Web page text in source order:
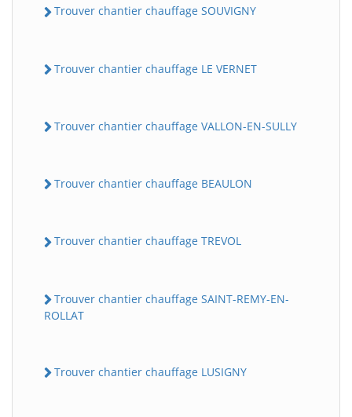
Trouver chantier chauffage SOUVIGNY
Trouver chantier chauffage LE VERNET
Trouver chantier chauffage VALLON-EN-SULLY
Trouver chantier chauffage BEAULON
Trouver chantier chauffage TREVOL
Trouver chantier chauffage SAINT-REMY-EN-
ROLLAT
Trouver chantier chauffage LUSIGNY